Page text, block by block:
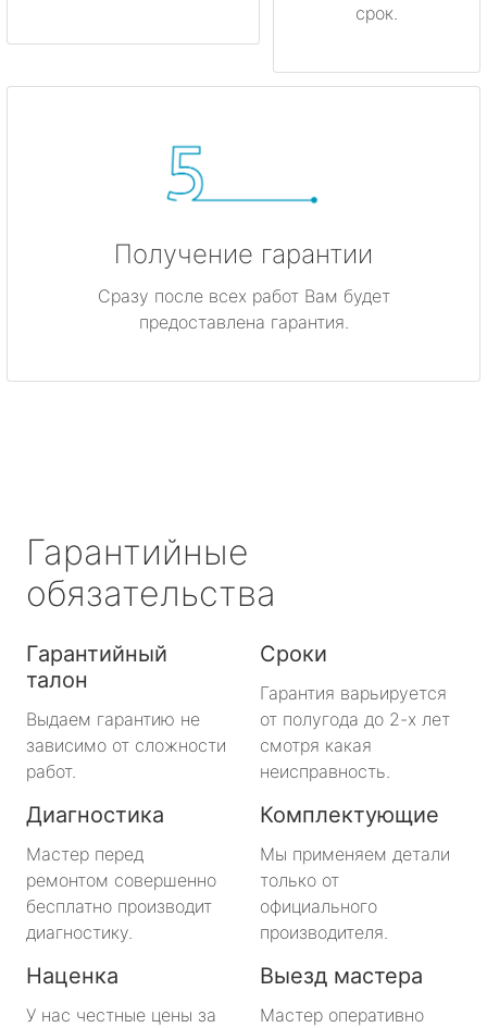
срок.
Получение гарантии
Сразу после всех работ Вам будет
предоставлена гарантия.
Гарантийные
обязательства
Гарантийный
талон
Выдаем гарантию не
зависимо от сложности
работ.
Сроки
Гарантия варьируется
от полугода до 2-х лет
смотря какая
неисправность.
Диагностика
Мастер перед
ремонтом совершенно
бесплатно производит
диагностику.
Комплектующие
Мы применяем детали
только от
официального
производителя.
Наценка
У нас честные цены за
Выезд мастера
Мастер оперативно